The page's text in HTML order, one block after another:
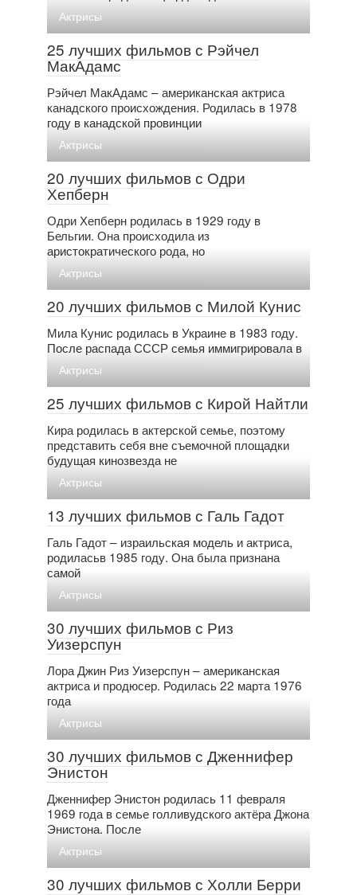
Актрисы
25 лучших фильмов с Рэйчел
МакАдамс
Рэйчел МакАдамс – американская актриса
канадского происхождения. Родилась в 1978
году в канадской провинции
Актрисы
20 лучших фильмов с Одри
Хепберн
Одри Хепберн родилась в 1929 году в
Бельгии. Она происходила из
аристократического рода, но
Актрисы
20 лучших фильмов с Милой Кунис
Мила Кунис родилась в Украине в 1983 году.
После распада СССР семья иммигрировала в
Актрисы
25 лучших фильмов с Кирой Найтли
Кира родилась в актерской семье, поэтому
представить себя вне съемочной площадки
будущая кинозвезда не
Актрисы
13 лучших фильмов с Галь Гадот
Галь Гадот – израильская модель и актриса,
родиласьв 1985 году. Она была признана
самой
Актрисы
30 лучших фильмов с Риз
Уизерспун
Лора Джин Риз Уизерспун – американская
актриса и продюсер. Родилась 22 марта 1976
года
Актрисы
30 лучших фильмов с Дженнифер
Энистон
Дженнифер Энистон родилась 11 февраля
1969 года в семье голливудского актёра Джона
Энистона. После
Актрисы
30 лучших фильмов с Холли Берри